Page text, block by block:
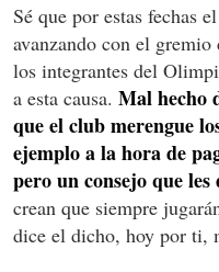
Sé que por estas fechas
avanzando con el
los integrantes del
a esta causa. Mal hecho
que el club merengue
ejemplo a la hora de
pero un consejo que les
crean que siempre
dice el dicho, hoy por ti,